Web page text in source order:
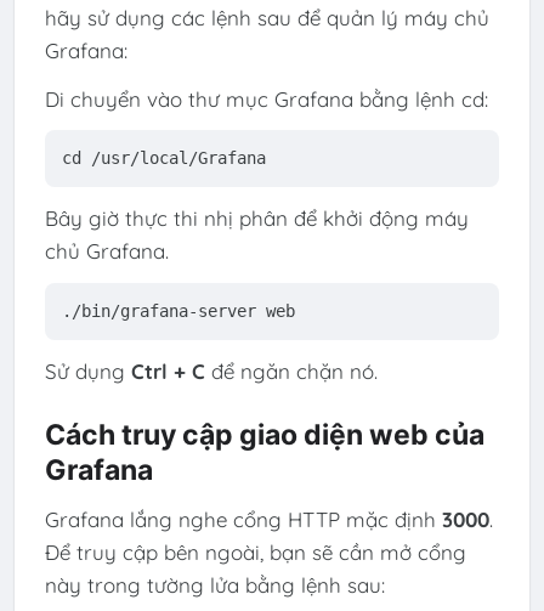
hãy sử dụng các lệnh sau để quản lý máy chủ
Grafana:
Di chuyển vào thư mục Grafana bằng lệnh cd:
cd /usr/local /Grafana
Bây giờ thực thi nhị phân để khởi động máy
chủ Grafana.
./bin/grafana-server web
Sử dụng Ctrl + C để ngăn chặn nó.
Cách truy cập giao diện web của
Grafana
Grafana lắng nghe cổng HTTP mặc định 3000.
Để truy cập bên ngoài, bạn sẽ cần mở cổng
này trong tường lửa bằng lệnh sau: